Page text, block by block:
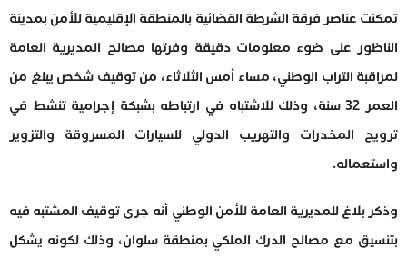
تمكنت عناصر فرقة الشرطة القضائية بالمنطقة الإقليمية للأمن بمدينة
الناظور على ضوء معلومات دقيقة وفرتها مصالح المديرية العامة
لمراقبة التراب الوطني، مساء أمس الثلاثاء، من توقيف شخص يبلغ من
العمر 32 سنة، وذلك للاشتباه في ارتباطه بشبكة إجرامية تنشط في
ترويج المخدرات والتهريب الدولي للسيارات المسروقة والتزوير
واستعماله.
وذكر بلاغ للمديرية العامة للأمن الوطني أنه جرى توقيف المشتبه فيه
بتنسيق مع مصالح الدرك الملكي بمنطقة سلوان، وذلك لكونه يشكل